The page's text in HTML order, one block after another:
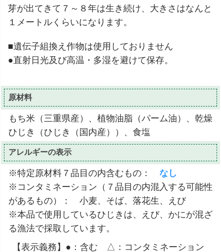
芽が出てきて７～８年は生き続け、大きさはなんと
１メートルくらいになります。
■遺伝子組換え作物は使用しておりません
●直射日光及び高温・多湿を避けて保存。
原材料
もち米（三重県産）、植物油脂（パーム油）、乾燥
ひじき（ひじき（国内産））、食塩
アレルギーの表示
※特定原材料７品目の内含むもの： なし
※コンタミネーション（７品目の内混入する可能性
があるもの）： 小麦、そば、落花生、えび
※本品で使用しているひじきは、えび、かにが混ざ
る漁法で採取しています。
【表示義務】●：含む △：コンタミネーション